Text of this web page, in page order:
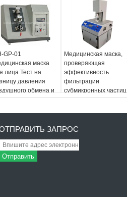
GP-01
маска
лица Тест на
давления
обмена и
Медицинская маска,
проверяющая
эффективность
фильтрации
субмикронных частиц
ЗАПРОС
Отправить